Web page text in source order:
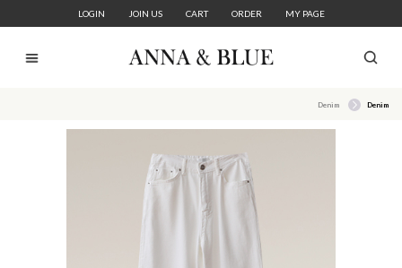
LOGIN JOIN US CART ORDER MY PAGE
Denim Denim